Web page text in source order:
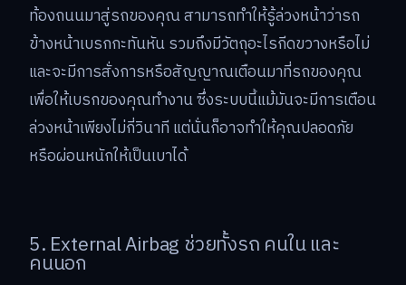
ท้องถนนมาสู่รถของคุณ สามารถทำให้รู้ล่วงหน้าว่ารถ
ข้างหน้าเบรกกะทันหัน รวมถึงมีวัตถุอะไรกีดขวางหรือไม่
และจะมีการสั่งการหรือสัญญาณเตือนมาที่รถของคุณ
เพื่อให้เบรกของคุณทำงาน ซึ่งระบบนี้แม้มันจะมีการเตือน
ล่วงหน้าเพียงไม่กี่วินาที แต่นั่นก็อาจทำให้คุณปลอดภัย
หรือผ่อนหนักให้เป็นเบาได้
5. External Airbag ช่วยทั้งรถ คนใน และ
คนนอก